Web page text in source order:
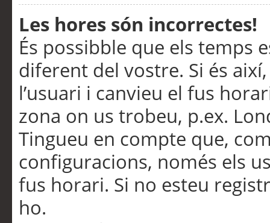
Les hores són incorrectes!
És possibble que els temps
diferent del vostre. Si és
l’usuari i canvieu el fus
zona on us trobeu, p.ex.
Tingueu en compte que,
configuracions, només els
fus horari. Si no esteu
ho.